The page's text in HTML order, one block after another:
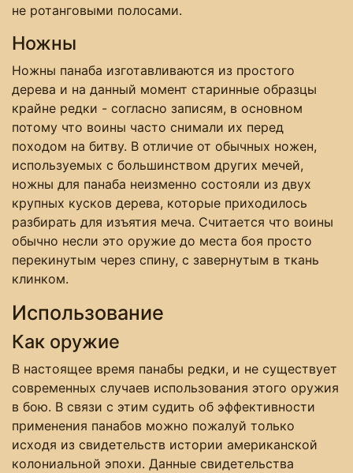
не ротанговыми полосами.
Ножны
Ножны панаба изготавливаются из простого
дерева и на данный момент старинные образцы
крайне редки - согласно записям, в основном
потому что воины часто снимали их перед
походом на битву. В отличие от обычных ножен,
используемых с большинством других мечей,
ножны для панаба неизменно состояли из двух
крупных кусков дерева, которые приходилось
разбирать для изъятия меча. Считается что воины
обычно несли это оружие до места боя просто
перекинутым через спину, с завернутым в ткань
клинком.
Использование
Как оружие
В настоящее время панабы редки, и не существует
современных случаев использования этого оружия
в бою. В связи с этим судить об эффективности
применения панабов можно пожалуй только
исходя из свидетельств истории американской
колониальной эпохи. Данные свидетельства